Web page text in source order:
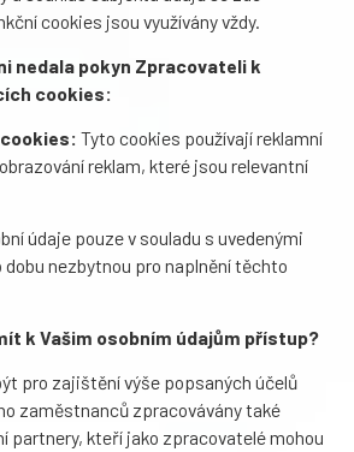
cookies jsou využívány vždy.
nedala pokyn Zpracovateli k
cookies:
Tyto cookies používají reklamní
reklam, které jsou relevantní
údaje pouze v souladu s uvedenými
dobu nezbytnou pro naplnění těchto
k Vašim osobním údajům přístup?
pro zajištění výše popsaných účelů
zaměstnanců zpracovávány také
partnery, kteří jako zpracovatelé mohou